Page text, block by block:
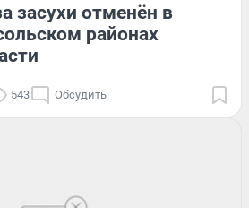
засухи отменён в
районах
543 Обсудить